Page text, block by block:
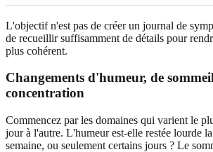
L'objectif n'est pas de créer un journal de
de recueillir suffisamment de détails pour
plus cohérent.
Changements d'humeur, de
concentration
Commencez par les domaines qui varient le
jour à l'autre. L'humeur est-elle restée lourde
semaine, ou seulement certains jours ? Le